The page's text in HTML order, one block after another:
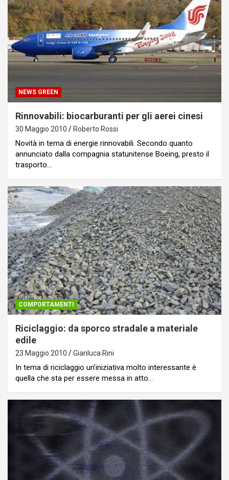
NEWS GREEN
Rinnovabili: biocarburanti per gli aerei cinesi
30 Maggio 2010 Roberto Rossi
Novità in tema di energie rinnovabili. Secondo quanto
annunciato dalla compagnia statunitense Boeing, presto il
trasporto…
COMPORTAMENTI
Riciclaggio: da sporco stradale a materiale
edile
23 Maggio 2010 Gianluca Rini
In tema di riciclaggio un’iniziativa molto interessante è
quella che sta per essere messa in atto…